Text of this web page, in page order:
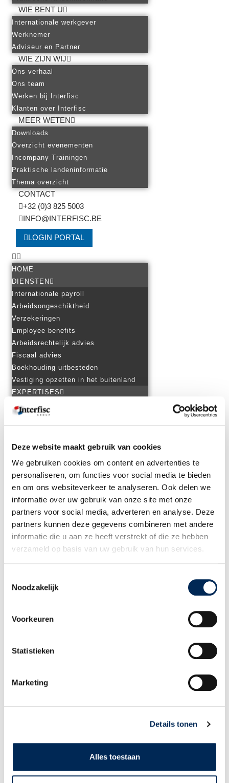
Deze website maakt gebruik van cookies
We gebruiken cookies om content en advertenties te
personaliseren, om functies voor social media te bieden
en om ons websiteverkeer te analyseren. Ook delen we
informatie over uw gebruik van onze site met onze
partners voor social media, adverteren en analyse. Deze
partners kunnen deze gegevens combineren met andere
informatie die u aan ze heeft verstrekt of die ze hebben
verzameld op basis van uw gebruik van hun services.
Noodzakelijk
Voorkeuren
Statistieken
Marketing
Details tonen
Alles toestaan
WIE BENT U
Internationale werkgever
Werknemer
Adviseur en Partner
WIE ZIJN WIJ
Ons verhaal
Ons team
Werken bij Interfisc
Klanten over Interfisc
MEER WETEN
Downloads
Overzicht evenementen
Incompany Trainingen
Praktische landeninformatie
Thema overzicht
CONTACT
+32 (0)3 825 5003
INFO@INTERFISC.BE
LOGIN PORTAL
HOME
DIENSTEN
Internationale payroll
Arbeidsongeschiktheid
Verzekeringen
Employee benefits
Arbeidsrechtelijk advies
Fiscaal advies
Boekhouding uitbesteden
Vestiging opzetten in het buitenland
EXPERTISES
Personeel in het buitenland
Internationale tewerkstelling
Praktische landeninformatie
WIE BENT U
Internationale werkgever
Werknemer
Adviseur en Partner
WIE ZIJN WIJ
Ons verhaal
Ons team
Werken bij Interfisc
Downloads
CONTACT